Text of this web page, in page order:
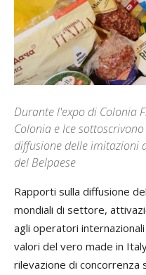
Durante l'expo di Colonia
Colonia e Ice
diffusione delle imitazioni
del Belpaese
Rapporti sulla diffusione
mondiali di settore,
agli operatori
valori del vero made in
rilevazione di concorrenza